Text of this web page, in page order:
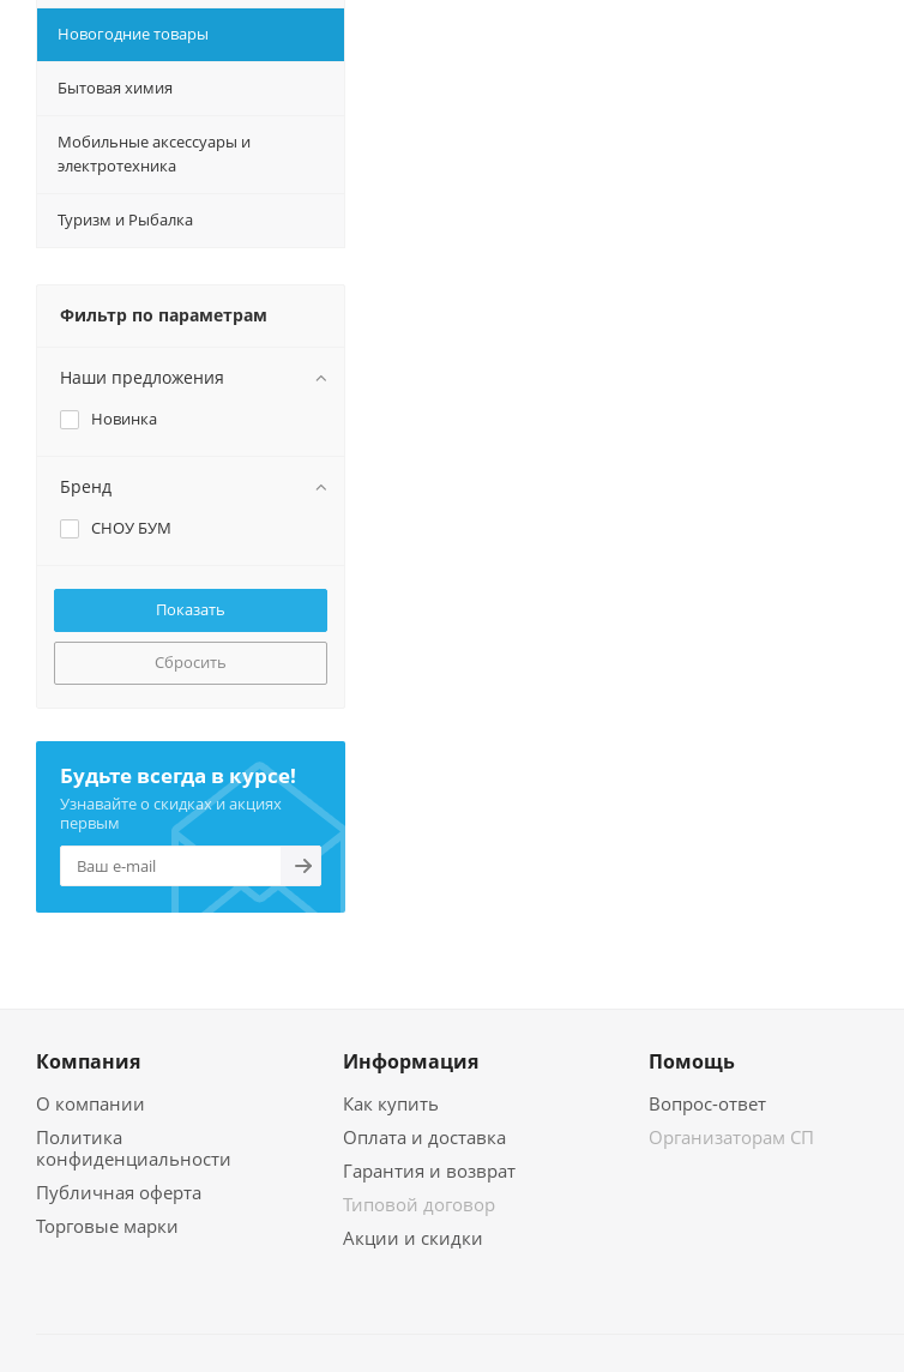
Новогодние товары
Бытовая химия
Мобильные аксессуары и
электротехника
Туризм и Рыбалка
Фильтр по параметрам
Наши предложения
Новинка
Бренд
СНОУ БУМ
Сбросить
Будьте всегда в курсе!
Узнавайте о скидках и акциях
первым
Компания
О компании
Политика
конфиденциальности
Публичная оферта
Торговые марки
Информация
Как купить
Оплата и доставка
Гарантия и возврат
Типовой договор
Акции и скидки
Помощь
Вопрос-ответ
Организаторам СП